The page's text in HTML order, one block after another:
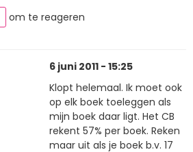
om te reageren
6 juni 2011 - 15:25
Klopt helemaal. Ik moet ook
op elk boek toeleggen als
mijn boek daar ligt. Het CB
rekent 57% per boek. Reken
maar uit als je boek b.v. 17